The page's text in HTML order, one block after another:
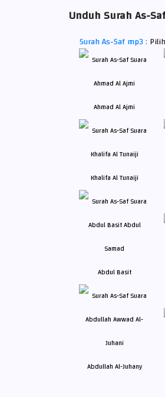
Unduh Surah As-
Surah As-Saf mp3 :
Ahmad Al Ajmi
Khalifa Al Tunaiji
Abdul Basit
Abdullah Al-Juhany